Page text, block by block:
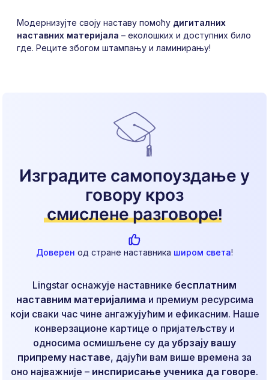
Модернизујте своју наставу помоћу дигиталних
наставних материјала – еколошких и доступних било
где. Реците збогом штампању и ламинирању!
Изградите самопоуздање у
говору кроз
смислене разговоре!
Доверен од стране наставника широм света!
Lingstar оснажује наставнике бесплатним
наставним материјалима и премиум ресурсима
који сваки час чине ангажујућим и ефикасним. Наше
конверзационе картице о пријатељству и
односима осмишљене су да убрзају вашу
припрему наставе, дајући вам више времена за
оно најважније – инспирисање ученика да говоре.